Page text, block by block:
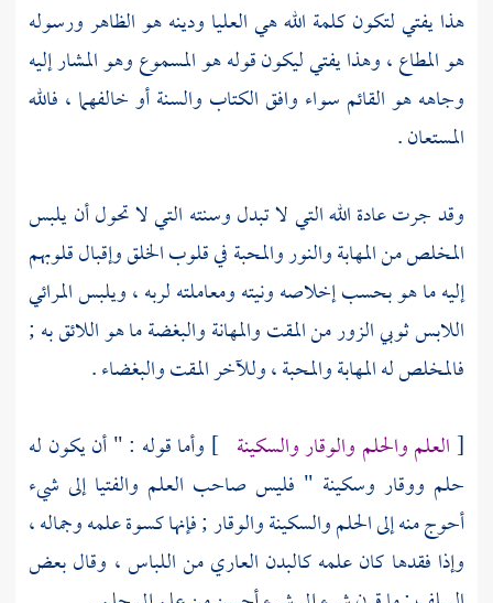
هذا يفتي لتكون كلمة الله هي العليا ودينه هو الظاهر ورسوله
هو المطاع ، وهذا يفتي ليكون قوله هو المسموع وهو المشار إليه
وجاهه هو القائم سواء وافق الكتاب والسنة أو خالفهما ، فالله
المستعان .
وقد جرت عادة الله التي لا تبدل وسنته التي لا تحول أن يلبس
المخلص من المهابة والنور والمحبة في قلوب الخلق وإقبال قلوبهم
إليه ما هو بحسب إخلاصه ونيته ومعاملته لربه ، ويلبس المرائي
اللابس ثوبي الزور من المقت والمهانة والبغضة ما هو اللائق به ;
فالمخلص له المهابة والمحبة ، وللآخر المقت والبغضاء .
[العلم والحلم والوقار والسكينة ] وأما قوله : " أن يكون له
حلم ووقار وسكينة " فليس صاحب العلم والفتيا إلى شيء
أحوج منه إلى الحلم والسكينة والوقار ; فإنها كسوة علمه وجماله ،
وإذا فقدها كان علمه كالبدن العاري من اللباس ، وقال بعض